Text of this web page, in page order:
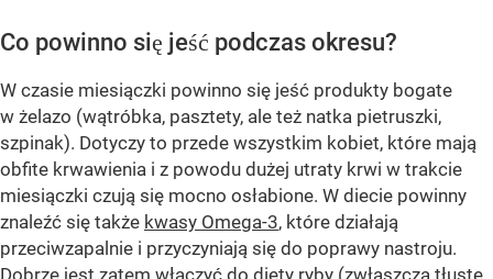
Co powinno się jeść podczas okresu?
W czasie miesiączki powinno się jeść produkty bogate
w żelazo (wątróbka, pasztety, ale też natka pietruszki,
szpinak). Dotyczy to przede wszystkim kobiet, które mają
obfite krwawienia i z powodu dużej utraty krwi w trakcie
miesiączki czują się mocno osłabione. W diecie powinny
znaleźć się także kwasy Omega-3, które działają
przeciwzapalnie i przyczyniają się do poprawy nastroju.